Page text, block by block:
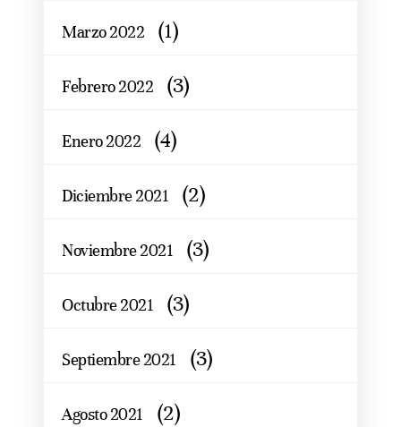
Marzo 2022 (1)
Febrero 2022 (3)
Enero 2022 (4)
Diciembre 2021 (2)
Noviembre 2021 (3)
Octubre 2021 (3)
Septiembre 2021 (3)
Agosto 2021 (2)